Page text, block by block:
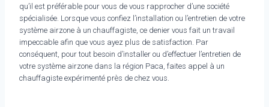
qu’il est préférable pour vous de vous rapprocher d’une société
spécialisée. Lorsque vous confiez l’installation ou l’entretien de votre
système airzone à un chauffagiste, ce denier vous fait un travail
impeccable afin que vous ayez plus de satisfaction. Par
conséquent, pour tout besoin d’installer ou d’effectuer l’entretien de
votre système airzone dans la région Paca, faites appel à un
chauffagiste expérimenté près de chez vous.